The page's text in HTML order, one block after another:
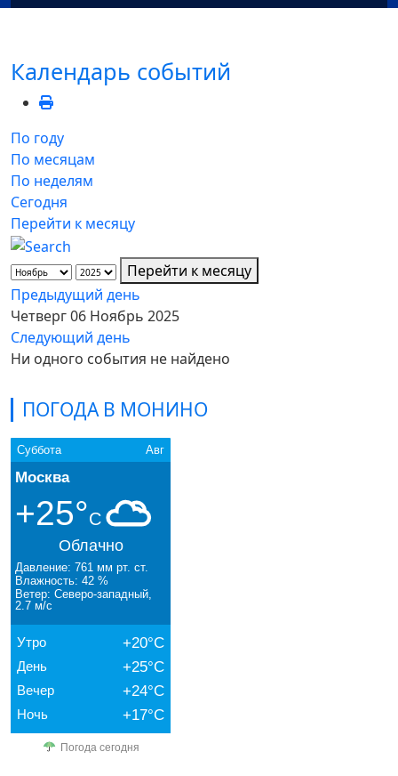
ПОГОДА В МОНИНО
Суббота Авг
Москва
+25°C
Облачно
Давление: 761 мм рт. ст.
Влажность: 42 %
Ветер: Северо-западный,
2.7 м/с
Утро +20°C
День +25°C
Вечер +24°C
Ночь +17°C
Погода сегодня
Календарь событий
По году
По месяцам
По неделям
Сегодня
Перейти к месяцу
Перейти к месяцу
Предыдущий день
Четверг 06 Ноябрь 2025
Следующий день
Ни одного события не найдено